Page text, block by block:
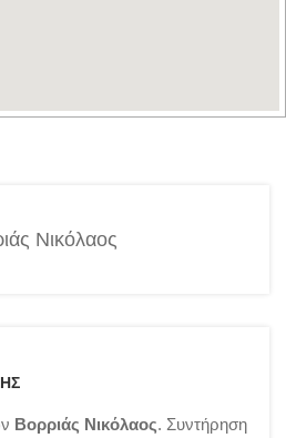
Νικόλαος
Βορριάς Νικόλαος. Συντήρηση